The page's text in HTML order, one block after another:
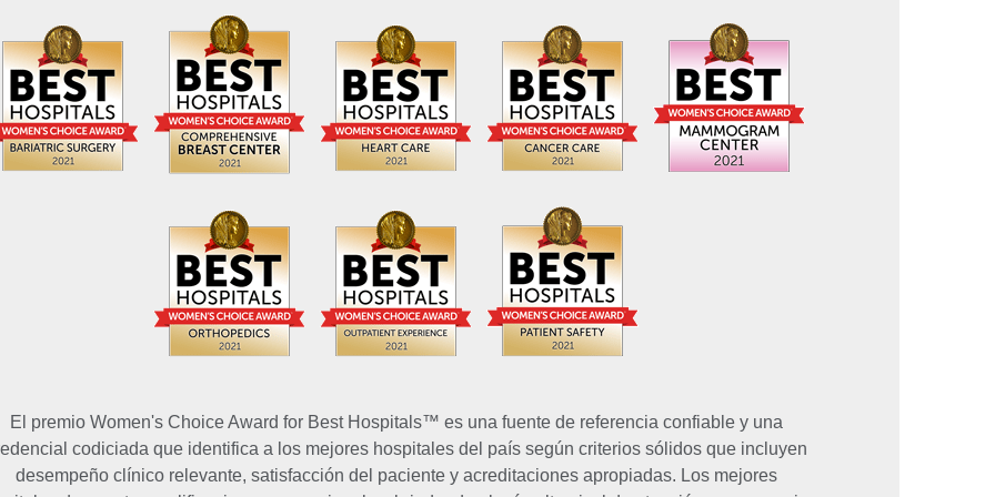
El premio Women's Choice Award for Best Hospitals™ es una fuente de referencia confiable y una
codiciada que identifica a los mejores hospitales del país según criterios sólidos que incluyen
desempeño clínico relevante, satisfacción del paciente y acreditaciones apropiadas. Los mejores